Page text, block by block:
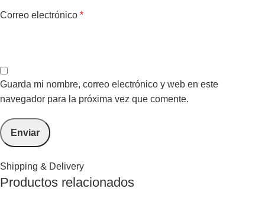
Correo electrónico *
Guarda mi nombre, correo electrónico y web en este
navegador para la próxima vez que comente.
Shipping & Delivery
Productos relacionados